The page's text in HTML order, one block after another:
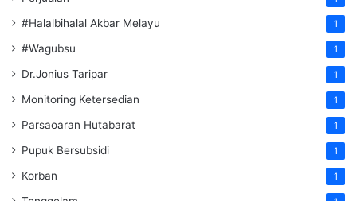
#Halalbihalal Akbar Melayu 1
#Wagubsu 1
Dr.Jonius Taripar 1
Monitoring Ketersedian 1
Parsaoaran Hutabarat 1
Pupuk Bersubsidi 1
Korban 1